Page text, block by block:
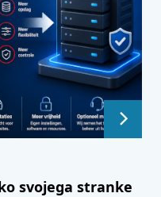
svojega stranke